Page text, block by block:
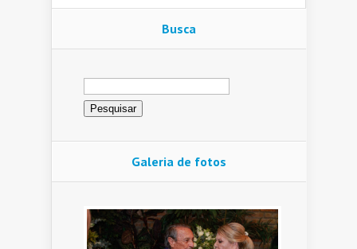
Busca
Pesquisar
por:
Galeria de fotos